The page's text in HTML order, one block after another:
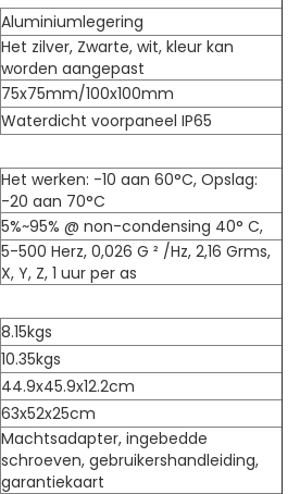
Aluminiumlegering
Het zilver, Zwarte, wit, kleur kan
worden aangepast
75x75mm/100x100mm
Waterdicht voorpaneel IP65
Het werken: -10 aan 60°C, Opslag:
-20 aan 70°C
5%~95% @ non-condensing 40° C,
5-500 Herz, 0,026 G ² /Hz, 2,16 Grms,
X, Y, Z, 1 uur per as
8.15kgs
10.35kgs
44.9x45.9x12.2cm
63x52x25cm
Machtsadapter, ingebedde
schroeven, gebruikershandleiding,
garantiekaart